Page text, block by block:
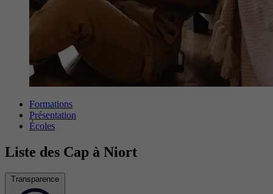
Formations
Présentation
Écoles
Liste des Cap à Niort
Transparence